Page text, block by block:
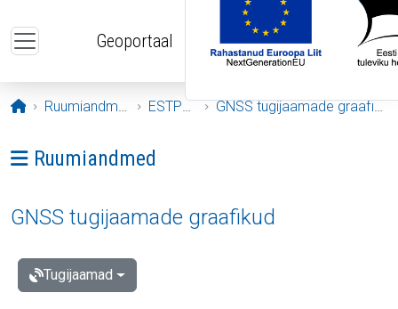
Geoportaal
Avaleht
Ruumiandmed ESTPOS GNSS tugijaamade graafikud
Ava menüü: Ruumiandmed
Ruumiandmed
GNSS tugijaamade graafikud
Tugijaamad